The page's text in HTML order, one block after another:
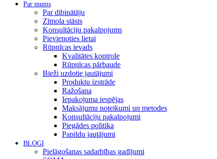
Par mums
Par dibinātāju
Zīmola stāsts
Konsultāciju pakalpojums
Pievienoties lietai
Rūpnīcas ievads
Kvalitātes kontrole
Rūpnīcas pārbaude
Bieži uzdotie jautājumi
Produktu izstrāde
Ražošana
Iepakojuma iespējas
Maksājumu noteikumi un metodes
Konsultāciju pakalpojumi
Piegādes politika
Papildu jautājumi
BLOGI
Pielāgošanas sadarbības gadījumi